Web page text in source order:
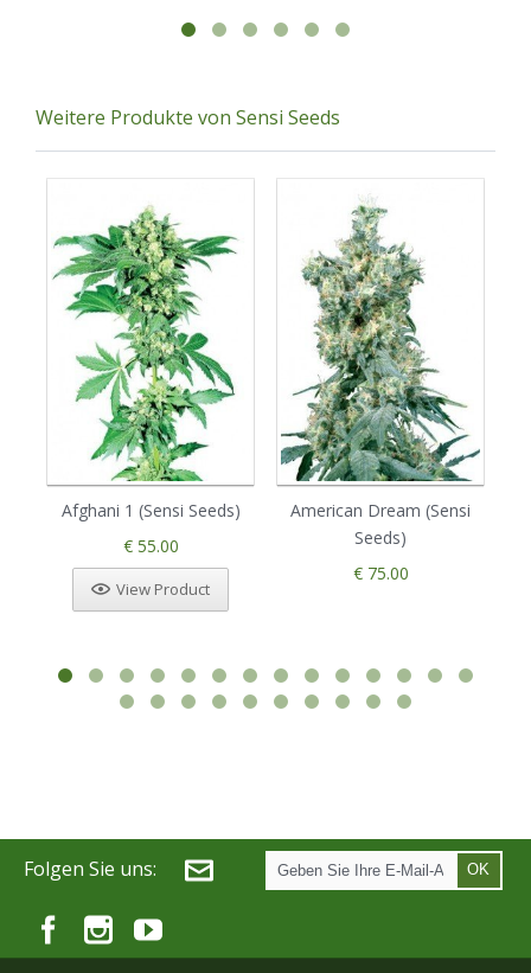
Weitere Produkte von Sensi Seeds
Afghani 1 (Sensi Seeds)
€ 55.00
View Product
American Dream (Sensi
Seeds)
€ 75.00
Folgen Sie uns: OK